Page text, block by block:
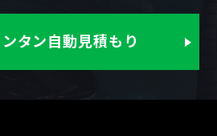
タン自動見積もり